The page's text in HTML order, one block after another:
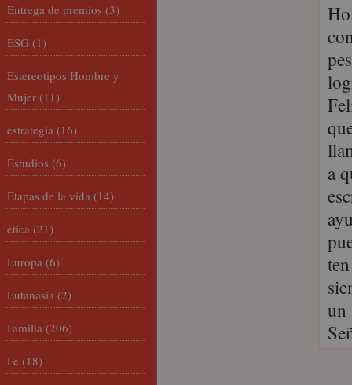
a
un
Entrega de premios (3)
ESG (1)
Estereotipos Hombre y
Mujer (11)
estrategia (16)
Estudios (6)
Etapas de la vida (14)
ética (21)
Europa (6)
Eutanasia (2)
Familia (206)
Fe (18)